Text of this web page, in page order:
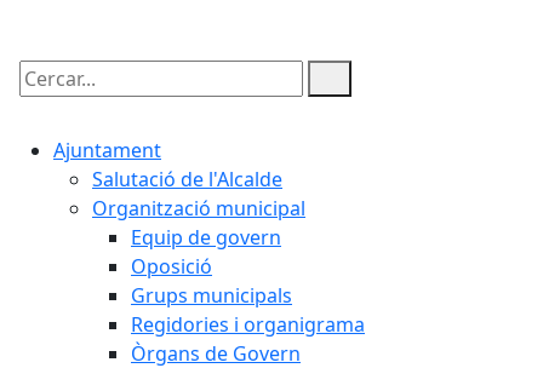
Cercar:
Ajuntament
Salutació de l'Alcalde
Organització municipal
Equip de govern
Oposició
Grups municipals
Regidories i organigrama
Òrgans de Govern